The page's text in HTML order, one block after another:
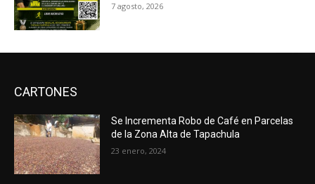
7 agosto, 2026
CARTONES
Se Incrementa Robo de Café en Parcelas
de la Zona Alta de Tapachula
23 enero, 2024